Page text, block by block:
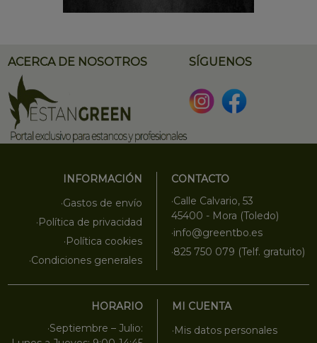
ACERCA DE NOSOTROS SÍGUENOS
INFORMACIÓN
·Gastos de envío
·Política de privacidad
·Política cookies
·Condiciones generales
CONTACTO
·Calle Calvario, 53
45400 - Mora (Toledo)
·info@greentbo.es
·825 750 079 (Telf. gratuito)
HORARIO
·Septiembre – Julio:
MI CUENTA
·Mis datos personales